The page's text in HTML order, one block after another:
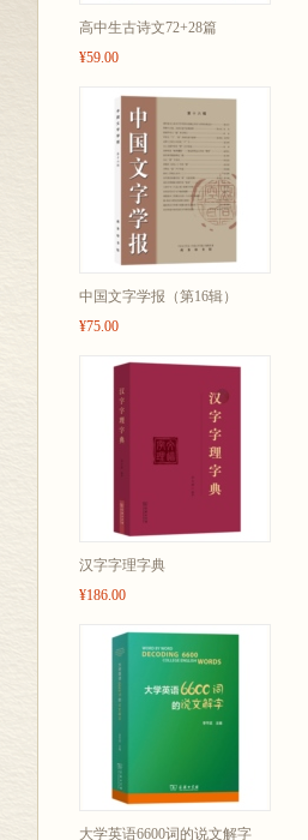
高中生古诗文72+28篇
¥59.00
中国文字学报（第16辑）
¥75.00
汉字字理字典
¥186.00
大学英语6600词的说文解字